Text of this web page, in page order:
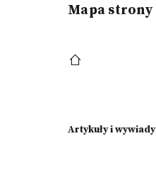
Mapa strony
Artykuły i wywiady